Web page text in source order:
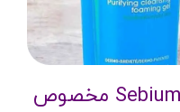
ژل شستشوی صورت مدل Sebium مخصوص